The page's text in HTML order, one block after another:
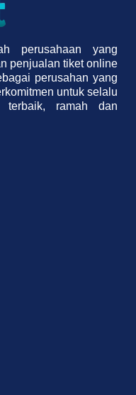
perusahaan yang
penjualan tiket online
perusahan yang
untuk selalu
terbaik, ramah dan